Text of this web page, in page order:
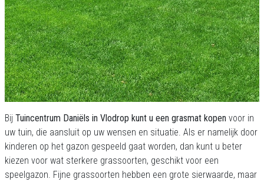
Bij Tuincentrum Daniëls in Vlodrop kunt u een grasmat kopen voor in
uw tuin, die aansluit op uw wensen en situatie. Als er namelijk door
kinderen op het gazon gespeeld gaat worden, dan kunt u beter
kiezen voor wat sterkere grassoorten, geschikt voor een
speelgazon. Fijne grassoorten hebben een grote sierwaarde, maar